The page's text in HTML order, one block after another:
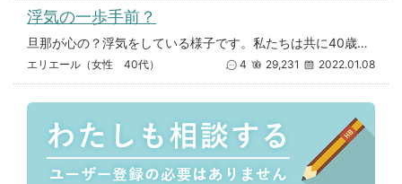
浮気の一歩手前？
旦那が心の？浮気をしている様子です。私たちは共に40歳、結婚して17年、付き合い期間を含めると20年になります。中学生の
エリエール（女性 40代） 4 29,231 2022.01.08